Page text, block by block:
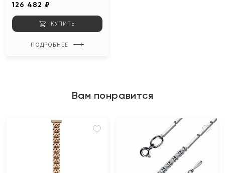
126 482 ₽
КУПИТЬ
ПОДРОБНЕЕ
Вам понравится